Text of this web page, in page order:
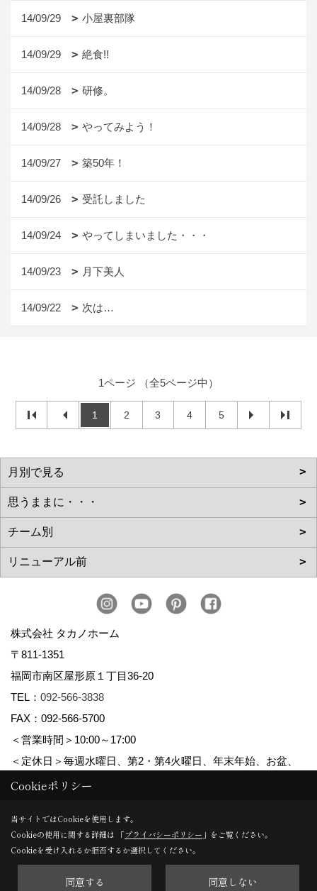
14/09/29 小屋裏部隊
14/09/29 絶食!!
14/09/28 研修。
14/09/28 やってみよう！
14/09/27 築50年！
14/09/26 受託しました
14/09/24 やってしまいました・・・
14/09/23 月下美人
14/09/22 次は…
1ページ （全5ページ中）
1 2 3 4 5
株式会社 タカノホーム
〒811-1351
福岡市南区屋形原１丁目36-20
TEL： 092-566-3838
FAX：092-566-5700
＜営業時間＞10:00～17:00
＜定休日＞毎週水曜日、第2・第4火曜日、年末年始、お盆、
ゴールデンウィーク、夏季休暇
Copyright (c) TAKANO CONSTRUCTION CO.,LTD. All Rights Reserved.
Cookieポリシー
当サイトではCookieを使用します。
Cookieの使用に関する詳細は 「プライバシーポリシー 」をご覧ください。
Cookieを受け入れるか拒否するか選択してください。
同意する 同意しない